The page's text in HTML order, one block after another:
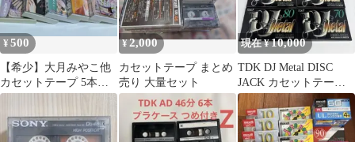
¥500
【希少】大月みやこ他
カセットテープ 5本セ
ット
¥2,000
カセットテープ まとめ
売り 大量セット
現在 ¥10,000
TDK DJ Metal DISC
JACK カセットテープ 6
本セット